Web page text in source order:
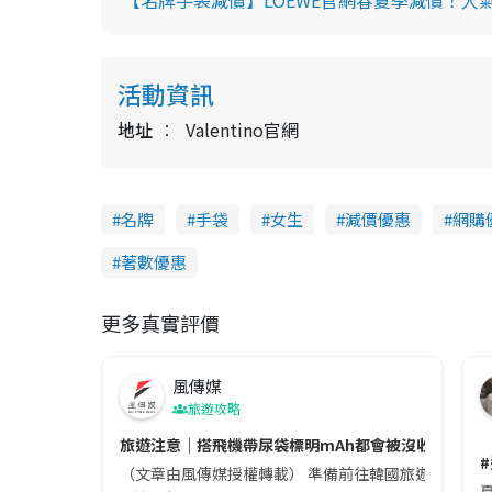
活動資訊
地址 Valentino官網
名牌 手袋 女生 減價優惠
網購
著數優惠
更多真實評價
風傳媒
旅遊攻略
旅遊注意｜搭飛機帶尿袋標明mAh都會被沒收😱出發
（文章由風傳媒授權轉載） 準備前往韓國旅遊的民